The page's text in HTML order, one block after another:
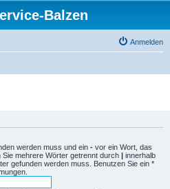
Balzen
Anmelden
werden muss und ein - vor ein Wort, das
mehrere Wörter getrennt durch | innerhalb
gefunden werden muss. Benutzen Sie ein *